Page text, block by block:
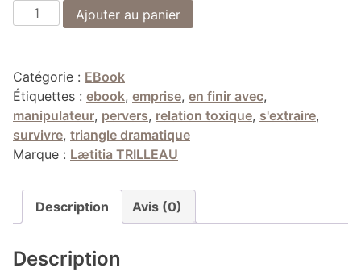
quantité
de
S'extraire
et
survivre
à
une
toxique
Ajouter au panier
Catégorie : EBook
Étiquettes : ebook, emprise, en finir avec,
manipulateur, pervers, relation toxique, s'extraire,
survivre, triangle dramatique
Marque : Lætitia TRILLEAU
Description Avis (0)
Description